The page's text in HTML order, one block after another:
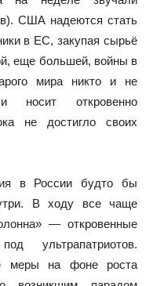
США надеются стать
в ЕС, закупая сырьё
еще большей, войны в
мира никто и не
носит откровенно
не достигло своих
в России будто бы
В ходу все чаще
— откровенные
ультрапатриотов.
меры на фоне роста